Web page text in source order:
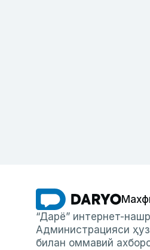
“Дарё” интернет-
Администрацияси
билан оммавий